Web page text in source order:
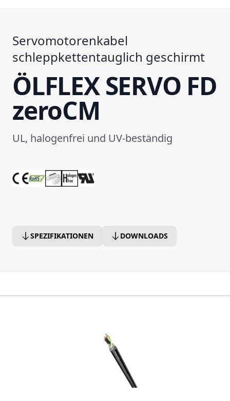
Servomotorenkabel
schleppkettentauglich geschirmt
ÖLFLEX SERVO FD
zeroCM
UL, halogenfrei und UV-beständig
SPEZIFIKATIONEN DOWNLOADS